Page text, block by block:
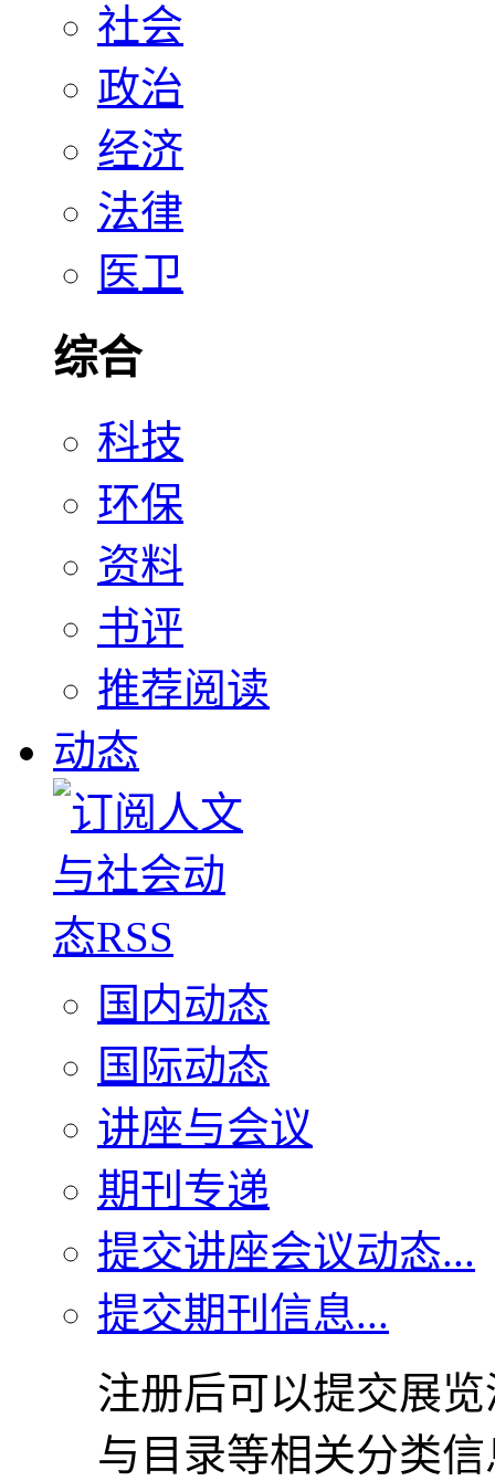
社会
政治
经济
法律
医卫
综合
科技
环保
资料
书评
推荐阅读
动态
国内动态
国际动态
讲座与会议
期刊专递
提交讲座会议动态...
提交期刊信息...
注册后可以提交展
与目录等相关分类